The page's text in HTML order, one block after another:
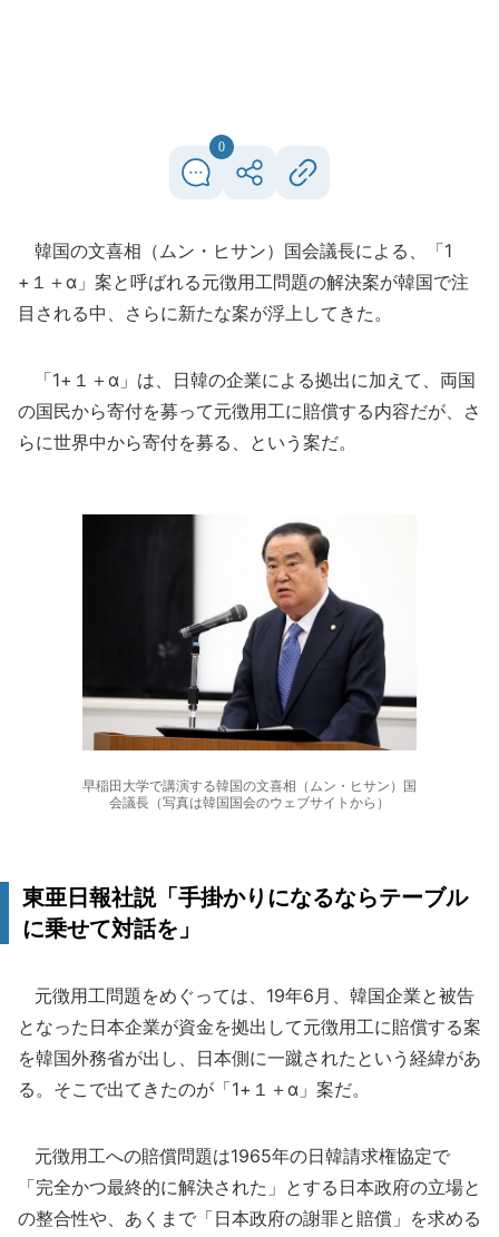
0
韓国の文喜相（ムン・ヒサン）国会議長による、「1
+１＋α」案と呼ばれる元徴用工問題の解決案が韓国で注
目される中、さらに新たな案が浮上してきた。
「1+１＋α」は、日韓の企業による拠出に加えて、両国
の国民から寄付を募って元徴用工に賠償する内容だが、さ
らに世界中から寄付を募る、という案だ。
早稲田大学で講演する韓国の文喜相（ムン・ヒサン）国
会議長（写真は韓国国会のウェブサイトから）
東亜日報社説「手掛かりになるならテーブル
に乗せて対話を」
元徴用工問題をめぐっては、19年6月、韓国企業と被告
となった日本企業が資金を拠出して元徴用工に賠償する案
を韓国外務省が出し、日本側に一蹴されたという経緯があ
る。そこで出てきたのが「1+１＋α」案だ。
元徴用工への賠償問題は1965年の日韓請求権協定で
「完全かつ最終的に解決された」とする日本政府の立場と
の整合性や、あくまで「日本政府の謝罪と賠償」を求める